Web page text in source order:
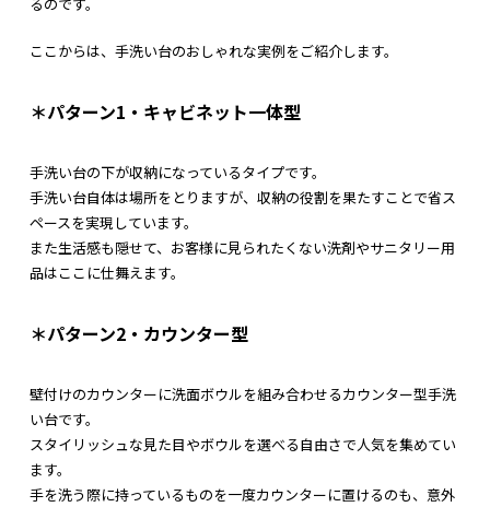
ここからは、手洗い台のおしゃれな実例をご紹介します。
＊パターン1・キャビネット一体型
手洗い台の下が収納になっているタイプです。
手洗い台自体は場所をとりますが、収納の役割を果たすことで省ス
ペースを実現しています。
また生活感も隠せて、お客様に見られたくない洗剤やサニタリー用
品はここに仕舞えます。
＊パターン2・カウンター型
壁付けのカウンターに洗面ボウルを組み合わせるカウンター型手洗
い台です。
スタイリッシュな見た目やボウルを選べる自由さで人気を集めてい
ます。
手を洗う際に持っているものを一度カウンターに置けるのも、意外